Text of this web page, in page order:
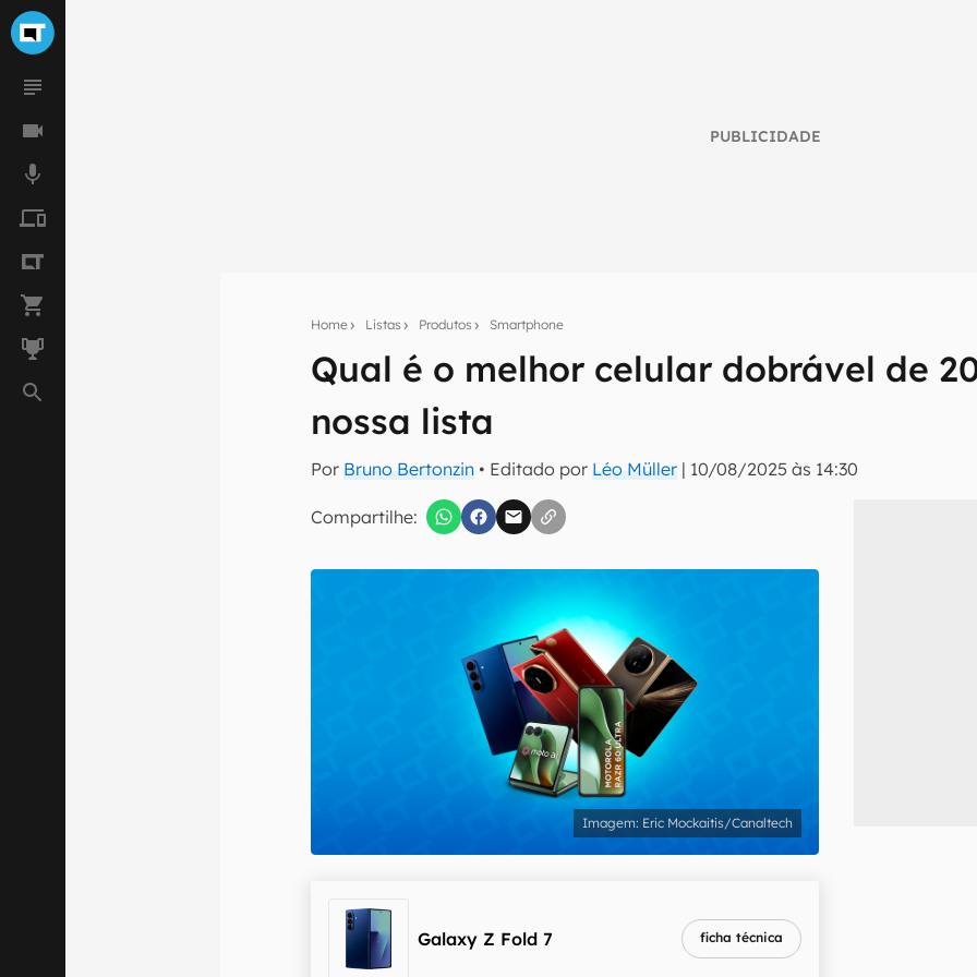
PUBLICIDADE
Home Listas Produtos Smartphone
Qual é o melhor celular dobrável de
nossa lista
Por Bruno Bertonzin • Editado por Léo Müller | 10/08/2025 às 14:30
Compartilhe:
Assine a newsletter do Canaltech e receba notícias e reviews sobre tecnologia
Confirmo que li, aceito e concordo com os Termos de Uso e Política de Privacidade do
Eric Mockaitis/Canaltech
Galaxy Z Fold 7 ficha técnica